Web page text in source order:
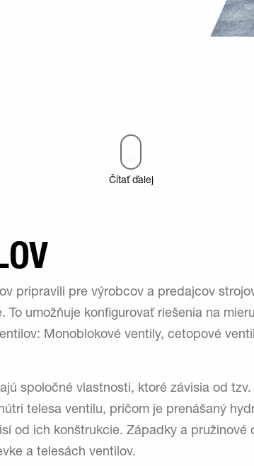
Čítať ďalej
pripravili pre výrobcov a predajcov
To umožňuje konfigurovať riešenia na
Monoblokové ventily, cetopové
spoločné vlastnosti, ktoré závisia od
telesa ventilu, pričom je prenášaný
od ich konštrukcie. Západky a pružinové
a telesách ventilov.